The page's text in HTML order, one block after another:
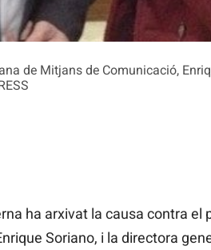
de Mitjans de Comunicació,
ha arxivat la causa contra el
Soriano, i la directora